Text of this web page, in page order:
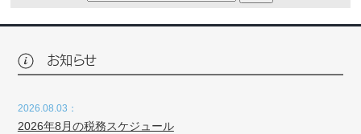
お知らせ
2026.08.03：
2026年8月の税務スケジュール